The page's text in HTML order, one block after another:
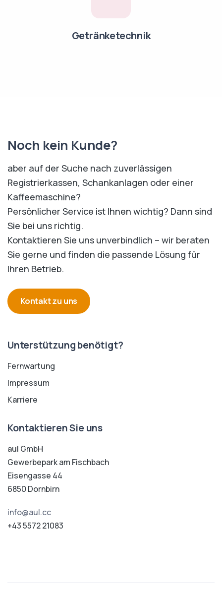
Getränketechnik
Noch kein Kunde?
aber auf der Suche nach zuverlässigen
Registrierkassen, Schankanlagen oder einer
Kaffeemaschine?
Persönlicher Service ist Ihnen wichtig? Dann sind
Sie bei uns richtig.
Kontaktieren Sie uns unverbindlich – wir beraten
Sie gerne und finden die passende Lösung für
Ihren Betrieb.
Kontakt zu uns
Unterstützung benötigt?
Fernwartung
Impressum
Karriere
Kontaktieren Sie uns
aul GmbH
Gewerbepark am Fischbach
Eisengasse 44
6850 Dornbirn
info@aul.cc
+43 5572 21083